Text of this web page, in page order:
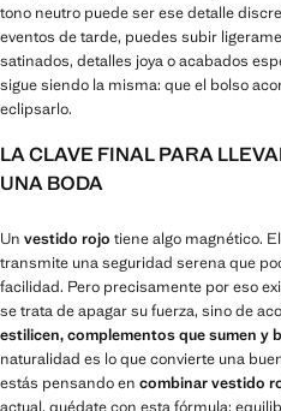
tono neutro puede ser ese detalle
eventos de tarde, puedes subir
satinados, detalles joya o acabados
sigue siendo la misma: que el bolso
eclipsarlo.
LA CLAVE FINAL PARA
UNA BODA
Un vestido rojo tiene algo magnético.
transmite una seguridad serena que
facilidad. Pero precisamente por eso
se trata de apagar su fuerza, sino de
estilicen, complementos que sumen y
naturalidad es lo que convierte una
estás pensando en combinar vestido
actual, quédate con esta fórmula: